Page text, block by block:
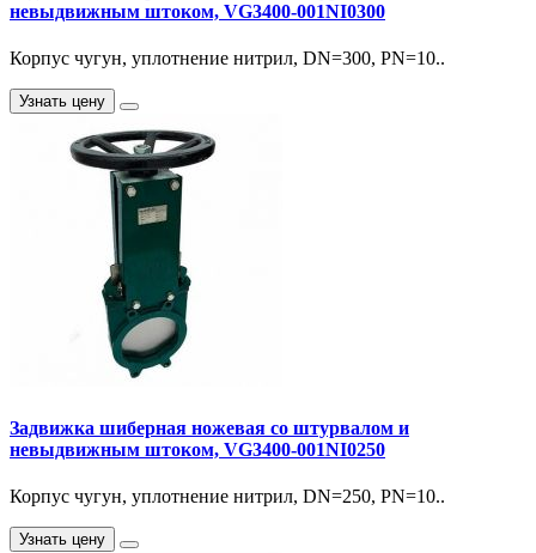
невыдвижным штоком, VG3400-001NI0300
Корпус чугун, уплотнение нитрил, DN=300, PN=10..
Узнать цену
Задвижка шиберная ножевая со штурвалом и
невыдвижным штоком, VG3400-001NI0250
Корпус чугун, уплотнение нитрил, DN=250, PN=10..
Узнать цену